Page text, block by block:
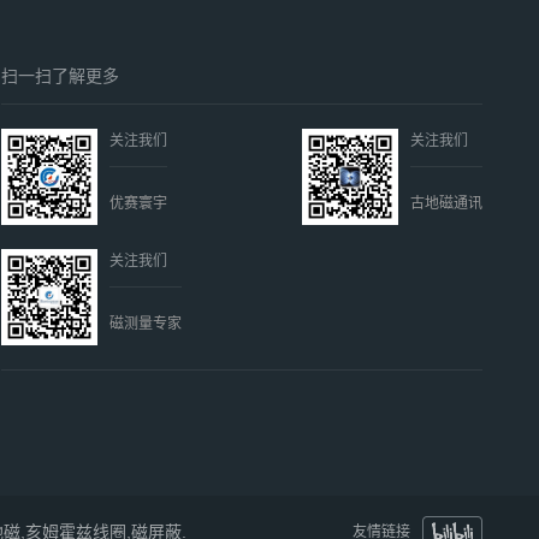
扫一扫了解更多
关注我们
优赛寰宇
关注我们
古地磁通讯
关注我们
磁测量专家
,亥姆霍兹线圈,磁屏蔽. 友情链接